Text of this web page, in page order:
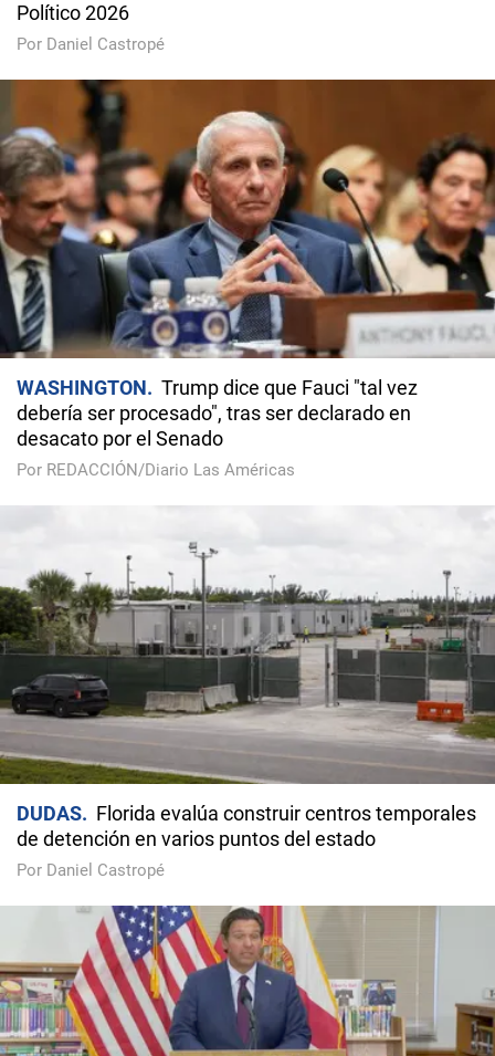
Político 2026
Por Daniel Castropé
WASHINGTON
Trump dice que Fauci "tal vez
debería ser procesado", tras ser declarado en
desacato por el Senado
Por REDACCIÓN/Diario Las Américas
DUDAS
Florida evalúa construir centros temporales
de detención en varios puntos del estado
Por Daniel Castropé